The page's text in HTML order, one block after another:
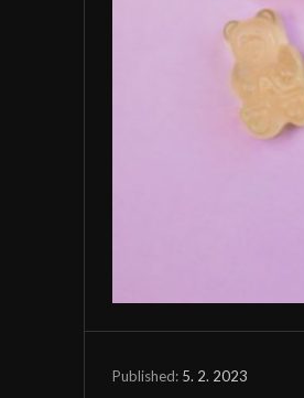
Published: 5. 2. 2023